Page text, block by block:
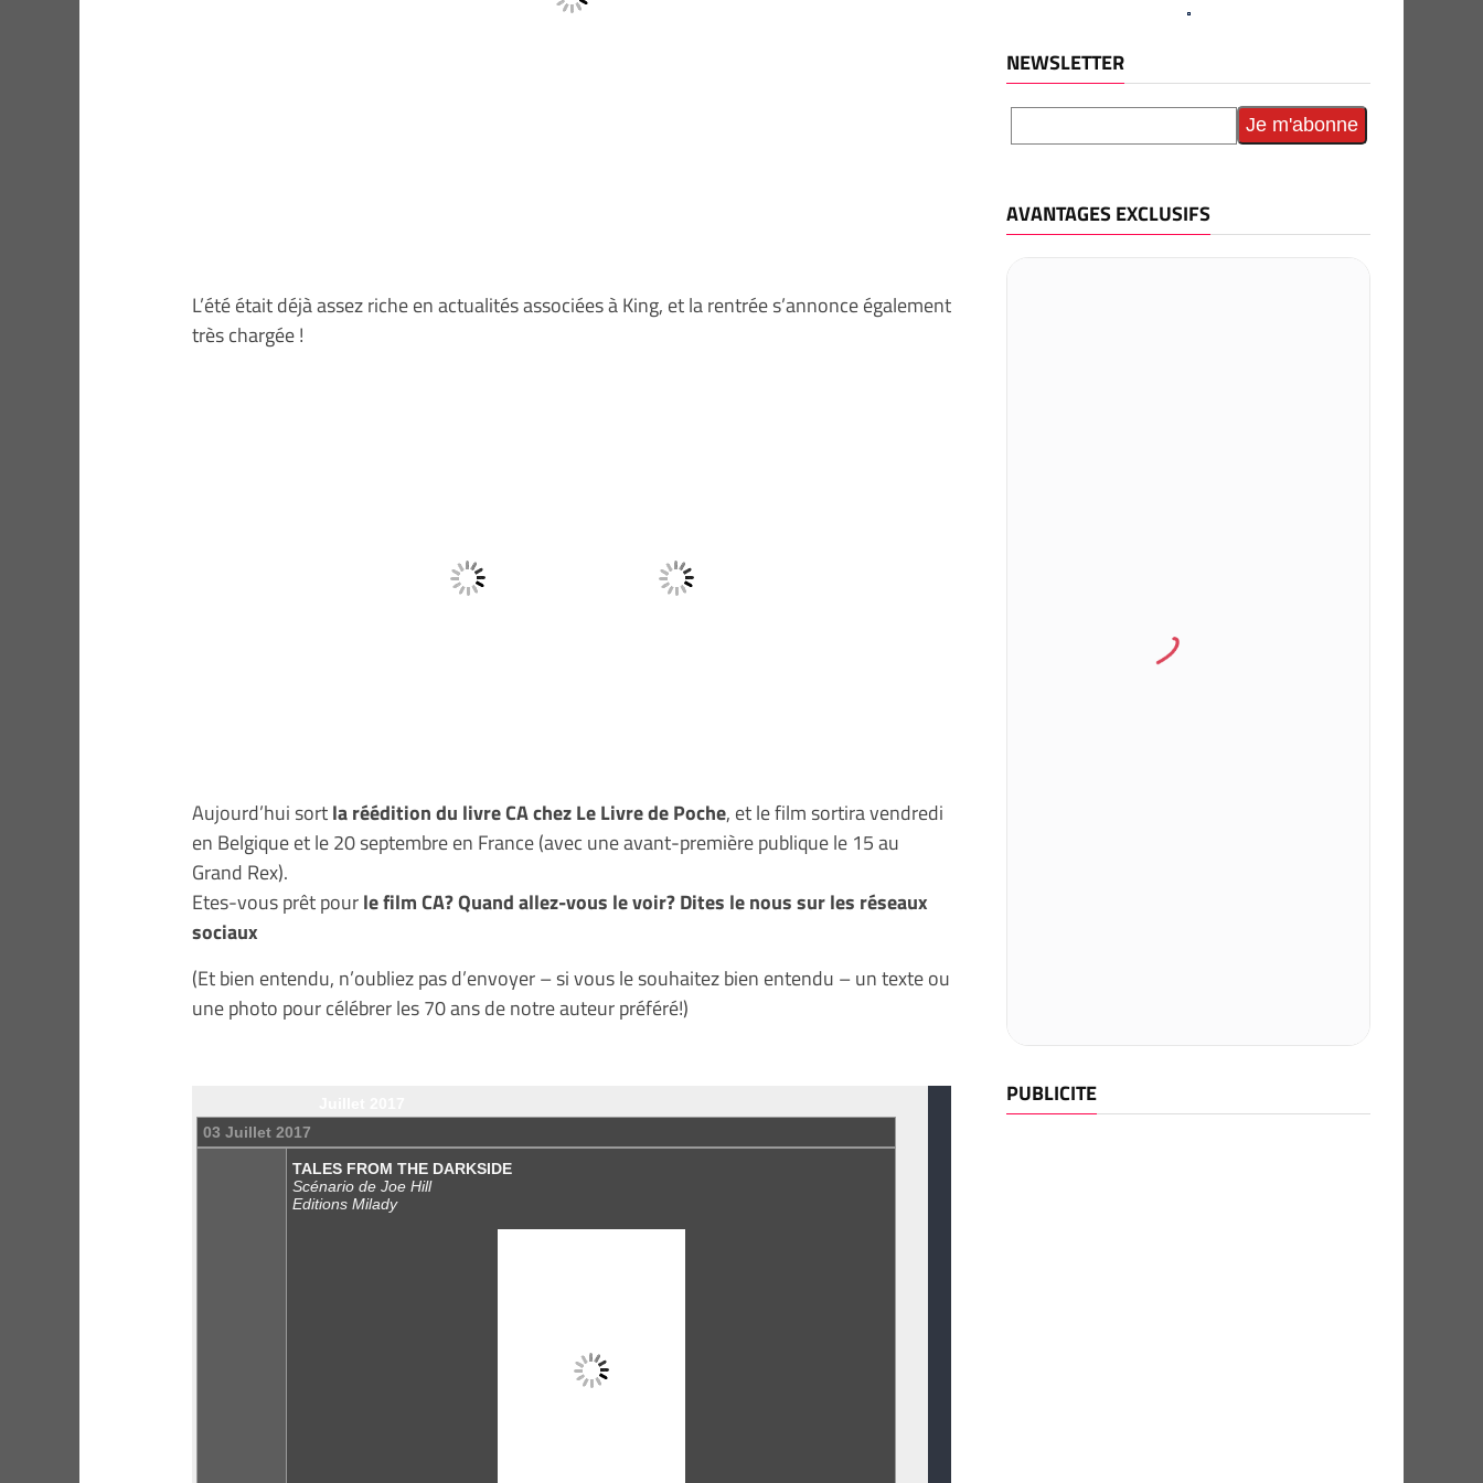
L’été était déjà assez riche en actualités associées à King, et la rentrée s’annonce également
très chargée !
Aujourd’hui sortla réédition du livre CA chez Le Livre de Poche, et le film sortira vendredi
en Belgique et le 20 septembre en France (avec une avant-première publique le 15 au
Grand Rex).
Etes-vous prêt pourle film CA? Quand allez-vous le voir? Dites le nous sur les réseaux
sociaux
(Et bien entendu, n’oubliez pas d’envoyer – si vous le souhaitez bien entendu – un texte ou
une photo pour célébrer les 70 ans de notre auteur préféré!)
03 Juillet 2017
TALES FROM THE DARKSIDE
Scénario de Joe Hill
Editions Milady
NEWSLETTER
AVANTAGES EXCLUSIFS
PUBLICITE